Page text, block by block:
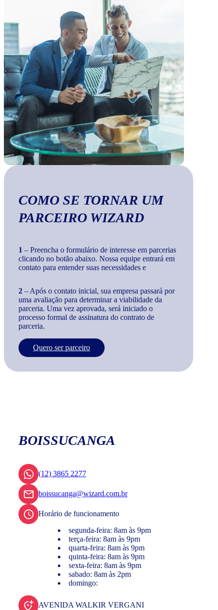
COMO SE TORNAR UM
PARCEIRO WIZARD
1 – Preencha o formulário de interesse em parcerias
clicando no botão abaixo. Nossa equipe entrará em
contato para entender suas necessidades e
2 – Após o contato inicial, sua empresa passará por
uma avaliação para determinar a viabilidade da
parceria. Uma vez aprovada, será iniciado o
processo formal de assinatura do contrato de
parceria.
Quero ser parceiro
BOISSUCANGA
(12) 3865 2277
boissucanga@wizard.com.br
Horário de funcionamento
segunda-feira: 8am às 9pm
terça-feira: 8am às 9pm
quarta-feira: 8am às 9pm
quinta-feira: 8am às 9pm
sexta-feira: 8am às 9pm
sabado: 8am às 2pm
domingo:
AVENIDA WALKIR VERGANI